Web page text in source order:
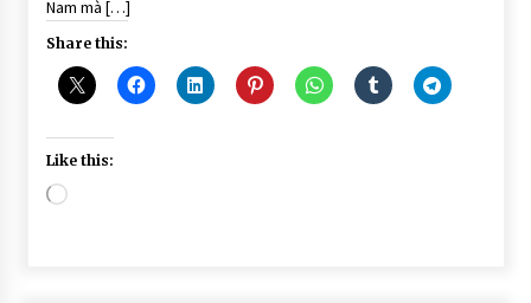
Nam mà […]
Share this:
Like this:
Loading…